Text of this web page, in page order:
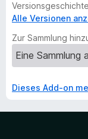
r
Versionsgeschichte
Alle Versionen
Zur Sammlung
Dieses Add-on